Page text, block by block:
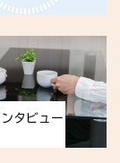
タビュー